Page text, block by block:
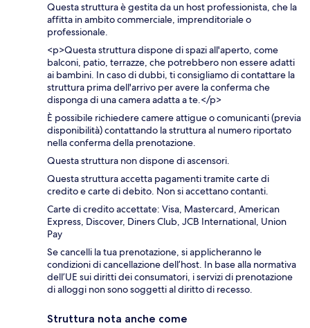
Questa struttura è gestita da un host professionista, che la
affitta in ambito commerciale, imprenditoriale o
professionale.
<p>Questa struttura dispone di spazi all'aperto, come
balconi, patio, terrazze, che potrebbero non essere adatti
ai bambini. In caso di dubbi, ti consigliamo di contattare la
struttura prima dell'arrivo per avere la conferma che
disponga di una camera adatta a te.</p>
È possibile richiedere camere attigue o comunicanti (previa
disponibilità) contattando la struttura al numero riportato
nella conferma della prenotazione.
Questa struttura non dispone di ascensori.
Questa struttura accetta pagamenti tramite carte di
credito e carte di debito. Non si accettano contanti.
Carte di credito accettate: Visa, Mastercard, American
Express, Discover, Diners Club, JCB International, Union
Pay
Se cancelli la tua prenotazione, si applicheranno le
condizioni di cancellazione dell’host. In base alla normativa
dell’UE sui diritti dei consumatori, i servizi di prenotazione
di alloggi non sono soggetti al diritto di recesso.
Struttura nota anche come